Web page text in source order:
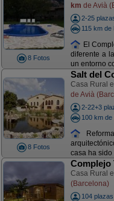
8 Fotos
km de Avià
2-25
115 km de
El
diferente a
un entorno
8 Fotos
Salt del
Casa Rural
de Avià
2-22+3
100 km de
casa ha sido
Complejo
Casa Rural
(Barcelona)
104 plazas